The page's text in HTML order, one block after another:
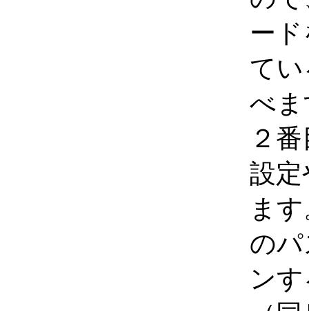
ー
て
べ
２
設
ま
の
ン